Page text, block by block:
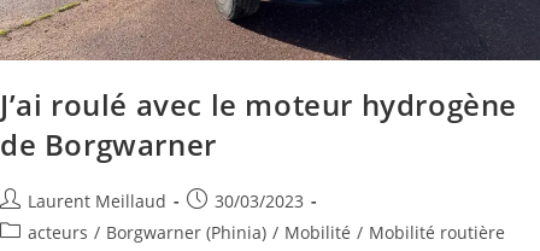
J’ai roulé avec le moteur hydrogène
de Borgwarner
Laurent Meillaud
30/03/2023
acteurs / Borgwarner (Phinia) / Mobilité / Mobilité routière